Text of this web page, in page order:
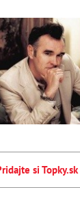
si Topky.sk